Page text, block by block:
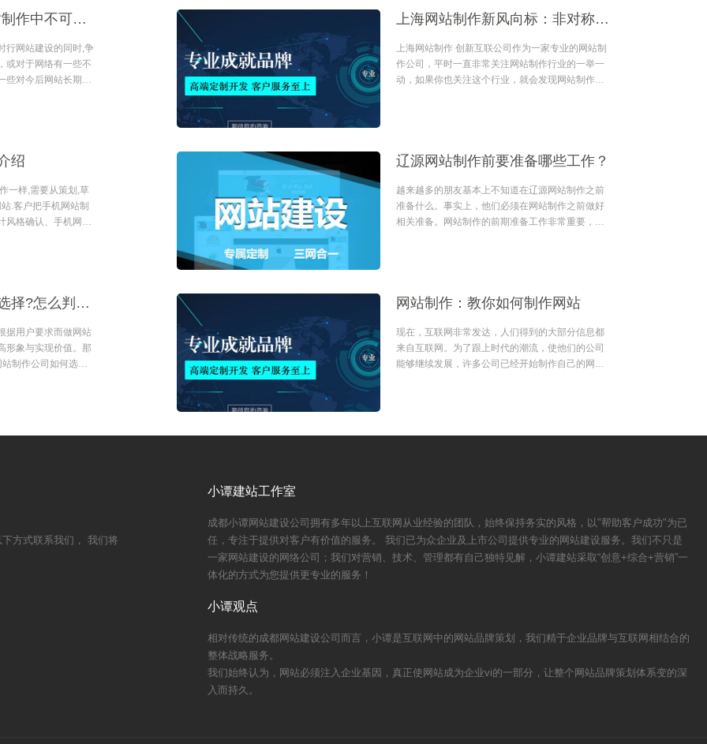
网站设计公司-网站制作中不可涉及的注意事项
行网站建设的同时,争
或对于网络有一些不
对今后网站长期发
上海网站制作新风向标：非对称布局网页设计
上海网站制作 创新互联公司作为一家专业的网站制
作公司，平时一直非常关注网站制作行业的一举一
动，如果你也关注这个行业，就会发现网站制作规
绍
一样,需要从策划,草
.客户把手机网站制
格确认、手机网站
辽源网站制作前要准备哪些工作？
越来越多的朋友基本上不知道在辽源网站制作之前
准备什么。事实上，他们必须在网站制作之前做好
相关准备。网站制作的前期准备工作非常重要，它
网站制作公司如何选择?怎么判断优劣?
据用户要求而做网站
形象与实现价值。那
制作公司如何选择?
网站制作：教你如何制作网站
现在，互联网非常发达，人们得到的大部分信息都
来自互联网。为了跟上时代的潮流，使他们的公司
能够继续发展，许多公司已经开始制作自己的网
方式联系我们， 我们将
小谭建站工作室
成都小谭网站建设公司拥有多年以上互联网从业经验的团队，始终保持务实的风格，以"帮助客户成功"为已
任，专注于提供对客户有价值的服务。 我们已为众企业及上市公司提供专业的网站建设服务。我们不只是
一家网站建设的网络公司；我们对营销、技术、管理都有自己独特见解，小谭建站采取“创意+综合+营销”一
体化的方式为您提供更专业的服务！
小谭观点
相对传统的成都网站建设公司而言，小谭是互联网中的网站品牌策划，我们精于企业品牌与互联网相结合的
整体战略服务。
我们始终认为，网站必须注入企业基因，真正使网站成为企业vi的一部分，让整个网站品牌策划体系变的深
入而持久。